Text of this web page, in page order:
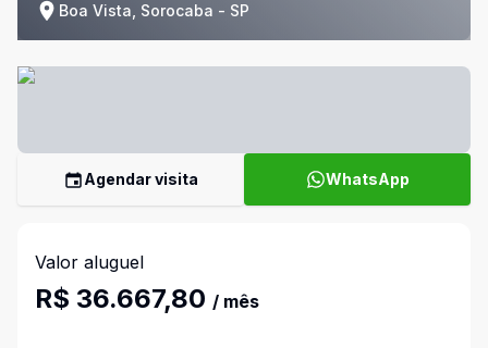
Boa Vista, Sorocaba - SP
Agendar visita WhatsApp
Valor aluguel
R$ 36.667,80 / mês